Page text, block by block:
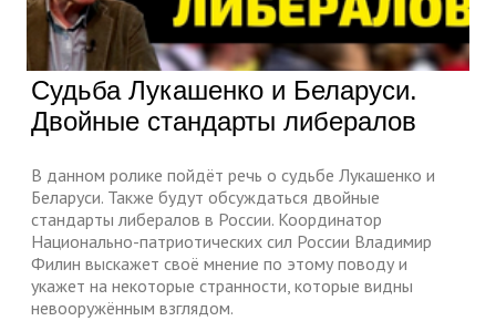
Судьба Лукашенко и Беларуси.
Двойные стандарты либералов
В данном ролике пойдёт речь о судьбе Лукашенко и
Беларуси. Также будут обсуждаться двойные
стандарты либералов в России. Координатор
Национально-патриотических сил России Владимир
Филин выскажет своё мнение по этому поводу и
укажет на некоторые странности, которые видны
невооружённым взглядом.